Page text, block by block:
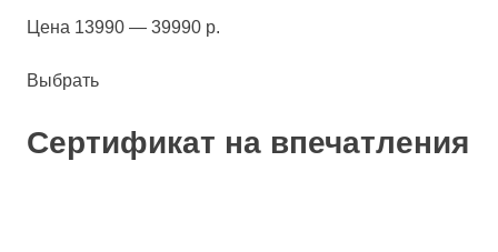
Цена 13990 — 39990 р.
Выбрать
Сертификат на впечатления